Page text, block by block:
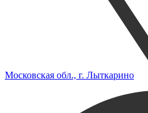
Московская обл., г. Лыткарино